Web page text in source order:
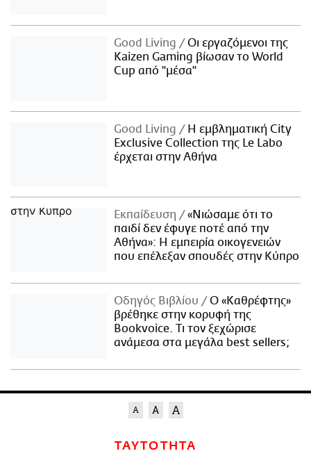
Good Living
Οι εργαζόμενοι της
Kaizen Gaming βίωσαν το World
Cup από "μέσα"
Good Living
Η εμβληματική City
Exclusive Collection της Le Labo
έρχεται στην Αθήνα
Εκπαίδευση
«Νιώσαμε ότι το
παιδί δεν έφυγε ποτέ από την
Αθήνα»: Η εμπειρία οικογενειών
που επέλεξαν σπουδές στην Κύπρο
Οδηγός Βιβλίου
Ο «Καθρέφτης»
βρέθηκε στην κορυφή της
Bookvoice. Τι τον ξεχώρισε
ανάμεσα στα μεγάλα best sellers;
ΤΑΥΤΟΤΗΤΑ